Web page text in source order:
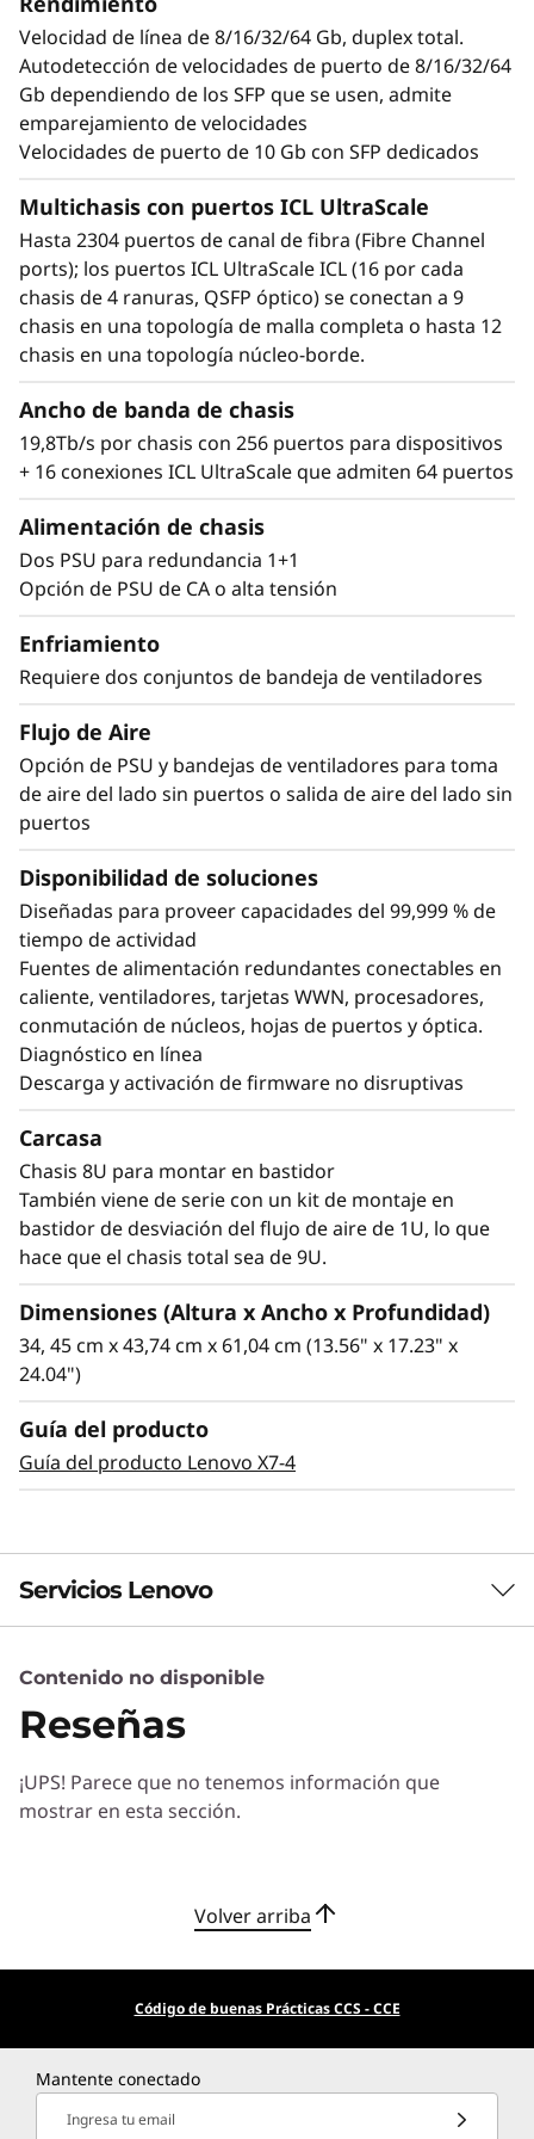
percepciones factibles para optimizar el
rendimiento y asegurar la fiabilidad.
Diseño de red simplificado, 'scale out'
Leverage optical Inter-Chassis Links (ICLs) with
UltraScale chassis connectivity that offers
consolidation while reducing network
complexity and costs. Easily increase server
port and storage capacity, simplify
management, maximize visibility, and
streamline operations with a modern SAN
management tool.
Velocidad de línea de 8/16/32/64 Gb, duplex total.
Autodetección de velocidades de puerto de 8/16/32/64
Gb dependiendo de los SFP que se usen, admite
emparejamiento de velocidades
Velocidades de puerto de 10 Gb con SFP dedicados
Multichasis con puertos ICL UltraScale
Hasta 2304 puertos de canal de fibra (Fibre Channel
ports); los puertos ICL UltraScale ICL (16 por cada
chasis de 4 ranuras, QSFP óptico) se conectan a 9
chasis en una topología de malla completa o hasta 12
chasis en una topología núcleo-borde.
Ancho de banda de chasis
19,8Tb/s por chasis con 256 puertos para dispositivos
+ 16 conexiones ICL UltraScale que admiten 64 puertos
Alimentación de chasis
Dos PSU para redundancia 1+1
Opción de PSU de CA o alta tensión
Enfriamiento
Requiere dos conjuntos de bandeja de ventiladores
Flujo de Aire
Opción de PSU y bandejas de ventiladores para toma
de aire del lado sin puertos o salida de aire del lado sin
puertos
Disponibilidad de soluciones
Diseñadas para proveer capacidades del 99,999 % de
tiempo de actividad
Fuentes de alimentación redundantes conectables en
caliente, ventiladores, tarjetas WWN, procesadores,
conmutación de núcleos, hojas de puertos y óptica.
Diagnóstico en línea
Descarga y activación de firmware no disruptivas
Carcasa
Chasis 8U para montar en bastidor
También viene de serie con un kit de montaje en
bastidor de desviación del flujo de aire de 1U, lo que
hace que el chasis total sea de 9U.
Dimensiones (Altura x Ancho x Profundidad)
34, 45 cm x 43,74 cm x 61,04 cm (13.56" x 17.23" x
24.04")
Guía del producto
Guía del producto Lenovo X7-4
Servicios Lenovo
Servicios de Soluciones
Diseñe la mejor estrategia para su empresa.
correcta para sus exclusivas necesidades
empresariales.
Servicios de Implementación
ayudaremos a simplificar la implementación de nuevas
Más información
Contenido no disponible
Reseñas
¡UPS! Parece que no tenemos información que
mostrar en esta sección.
Volver arriba
Código de buenas Prácticas CCS - CCE
Mantente conectado
Ingresa tu email